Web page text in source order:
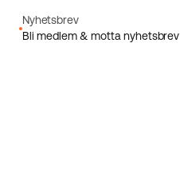
Nyhetsbrev
Bli medlem & motta nyhetsbrev